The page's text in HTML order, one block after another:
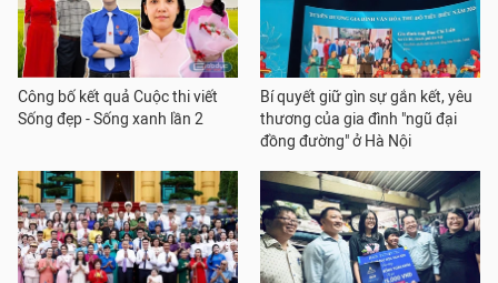
Công bố kết quả Cuộc thi viết
Sống đẹp - Sống xanh lần 2
Bí quyết giữ gìn sự gắn kết, yêu
thương của gia đình "ngũ đại
đồng đường" ở Hà Nội